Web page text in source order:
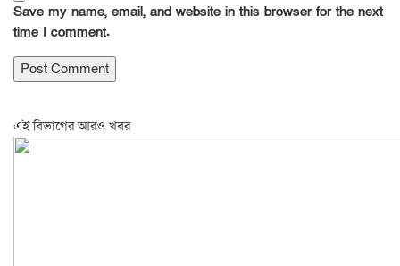
Save my name, email, and website in this browser for the next
time I comment.
এই বিভাগের আরও খবর